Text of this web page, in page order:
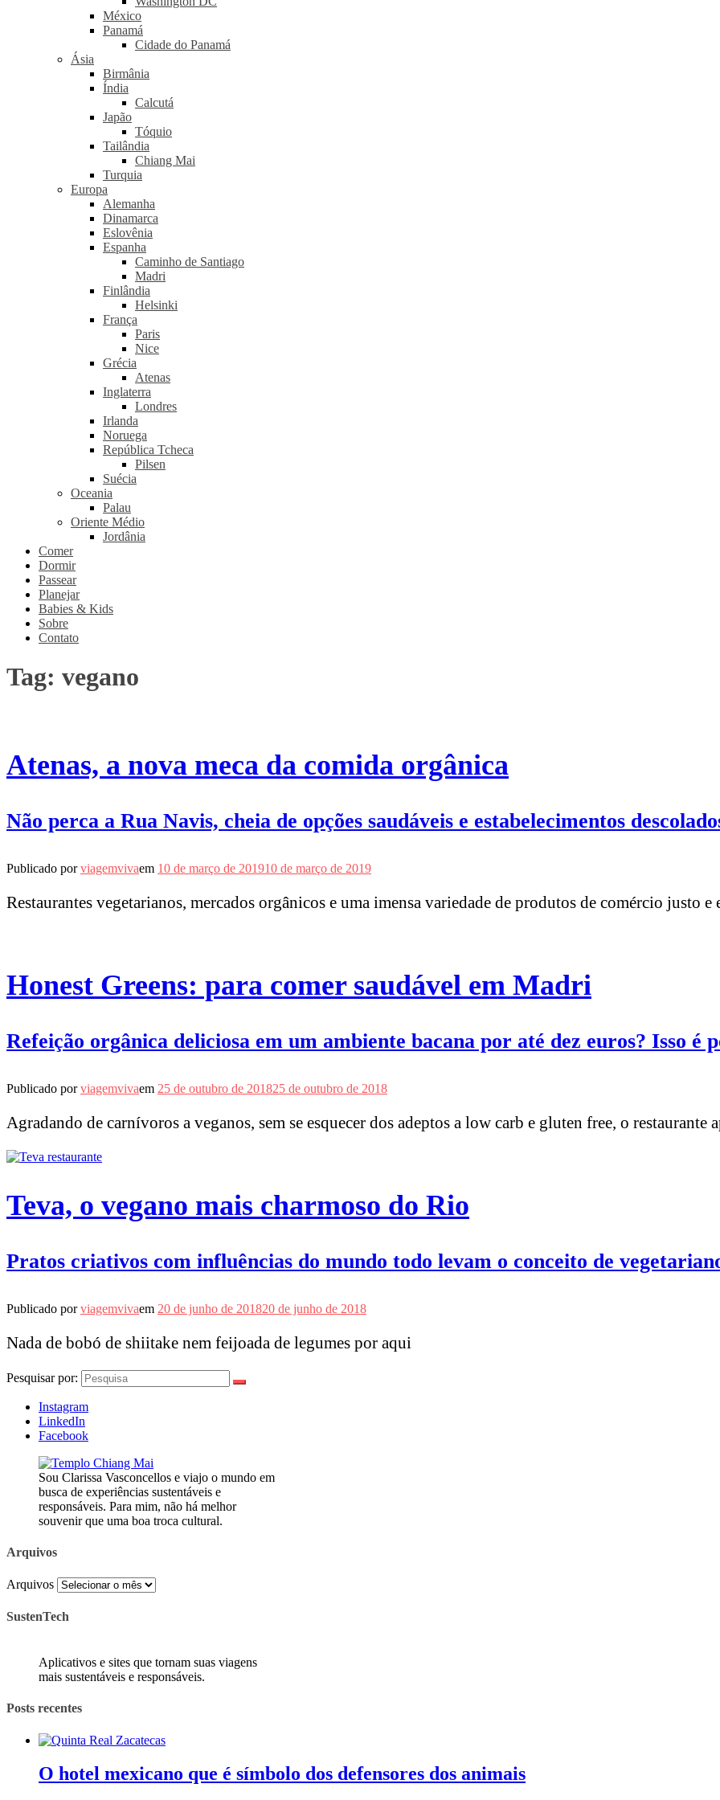
México
Panamá
Cidade do Panamá
Ásia
Birmânia
Índia
Calcutá
Japão
Tóquio
Tailândia
Chiang Mai
Turquia
Europa
Alemanha
Dinamarca
Eslovênia
Espanha
Caminho de Santiago
Madri
Finlândia
Helsinki
França
Paris
Nice
Grécia
Atenas
Inglaterra
Londres
Irlanda
Noruega
República Tcheca
Pilsen
Suécia
Oceania
Palau
Oriente Médio
Jordânia
Comer
Dormir
Passear
Planejar
Babies & Kids
Sobre
Contato
Tag: vegano
Atenas, a nova meca da comida orgânica
Não perca a Rua Navis, cheia de opções saudáveis e estabelecimentos
Publicado porviagemvivaem 10 de março de 201910 de março de 2019
Restaurantes vegetarianos, mercados orgânicos e uma imensa variedade de produtos de comércio justo
Honest Greens: para comer saudável em Madri
Refeição orgânica deliciosa em um ambiente bacana por até dez euros? Isso é
Publicado porviagemvivaem 25 de outubro de 201825 de outubro de 2018
Agradando de carnívoros a veganos, sem se esquecer dos adeptos a low carb e gluten free, o restaurante
Teva, o vegano mais charmoso do Rio
Pratos criativos com influências do mundo todo levam o conceito de
Publicado porviagemvivaem 20 de junho de 201820 de junho de 2018
Nada de bobó de shiitake nem feijoada de legumes por aqui
Pesquisar por:
Instagram
LinkedIn
Facebook
Sou Clarissa Vasconcellos e viajo o mundo em
busca de experiências sustentáveis e
responsáveis. Para mim, não há melhor
souvenir que uma boa troca cultural.
Arquivos
Arquivos
SustenTech
Aplicativos e sites que tornam suas viagens
mais sustentáveis e responsáveis.
Posts recentes
O hotel mexicano que é símbolo dos defensores dos animais